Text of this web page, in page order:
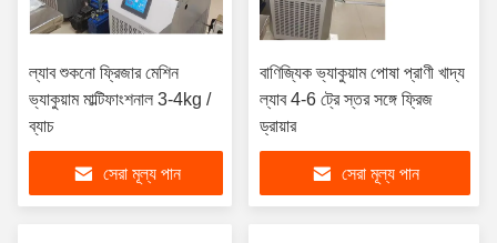
ল্যাব শুকনো ফ্রিজার মেশিন
ভ্যাকুয়াম মাল্টিফাংশনাল 3-4kg /
ব্যাচ
সেরা মূল্য পান
বাণিজ্যিক ভ্যাকুয়াম পোষা প্রাণী খাদ্য
ল্যাব 4-6 ট্রে স্তর সঙ্গে ফ্রিজ
ড্রায়ার
সেরা মূল্য পান